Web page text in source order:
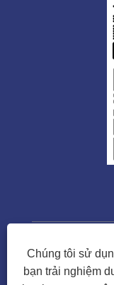
Bản quyền ©
Tongwei
Chúng tôi sử
bạn trải nghiệm